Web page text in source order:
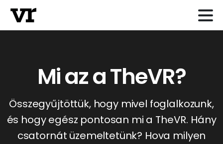
Mi az a TheVR?
Összegyűjtöttük, hogy mivel foglalkozunk,
és hogy egész pontosan mi a TheVR. Hány
csatornát üzemeltetünk? Hova milyen